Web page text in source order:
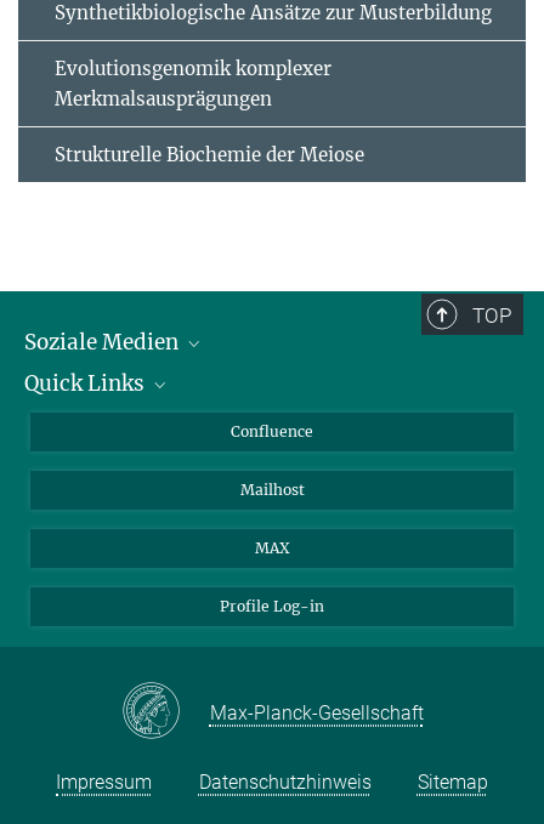
Synthetikbiologische Ansätze zur Musterbildung
Evolutionsgenomik komplexer
Merkmalsausprägungen
Strukturelle Biochemie der Meiose
TOP
Soziale Medien
LinkedIn
YouTube
Quick Links
Über Tiere in der Forschung
Ihr Weg zu uns
Confluence
Mailhost
MAX
Profile Log-in
Max-Planck-Gesellschaft
Impressum Datenschutzhinweis Sitemap